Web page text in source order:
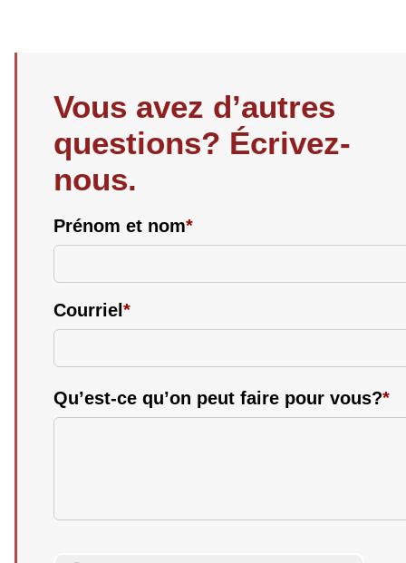
Vous avez d’autres
questions? Écrivez-
nous.
Prénom et nom*
Courriel *
Qu’est-ce qu’on peut faire pour vous?*